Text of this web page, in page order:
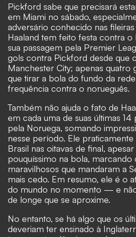
Pickford sabe que precisará
em Miami no sábado,
adversário conhecido nas
Haaland tem feito festa contra o
sua passagem pela Premier
gols contra Pickford desde que
Manchester City; apenas quatro
que tirar a bola do fundo da
frequência contra o norueguês.
Também não ajuda o fato de
em cada uma de suas últimas 14
pela Noruega, somando
nesse período. Ele
Brasil nas oitavas de final,
pouquíssimo na bola, marcando
maravilhosos que mandaram a
mais cedo. Em resumo, ele é o
do mundo no momento — e
de longe que se aproxime.
No entanto, se há algo que os
deveriam ter ensinado à